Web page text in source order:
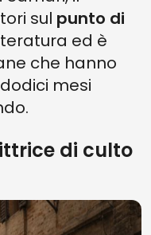
sul punto di
ed è
che hanno
mesi
di culto